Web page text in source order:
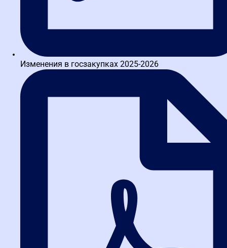
Яндекс
Хорошая школа, материал понятен, преподавательский состав
хороший. Объясняют всё доступно, на одну и туже тему порой по
одного, можно понять у другого. Тренажер позволяет
отработать начальные навыки. Я начал обучение параллельно с